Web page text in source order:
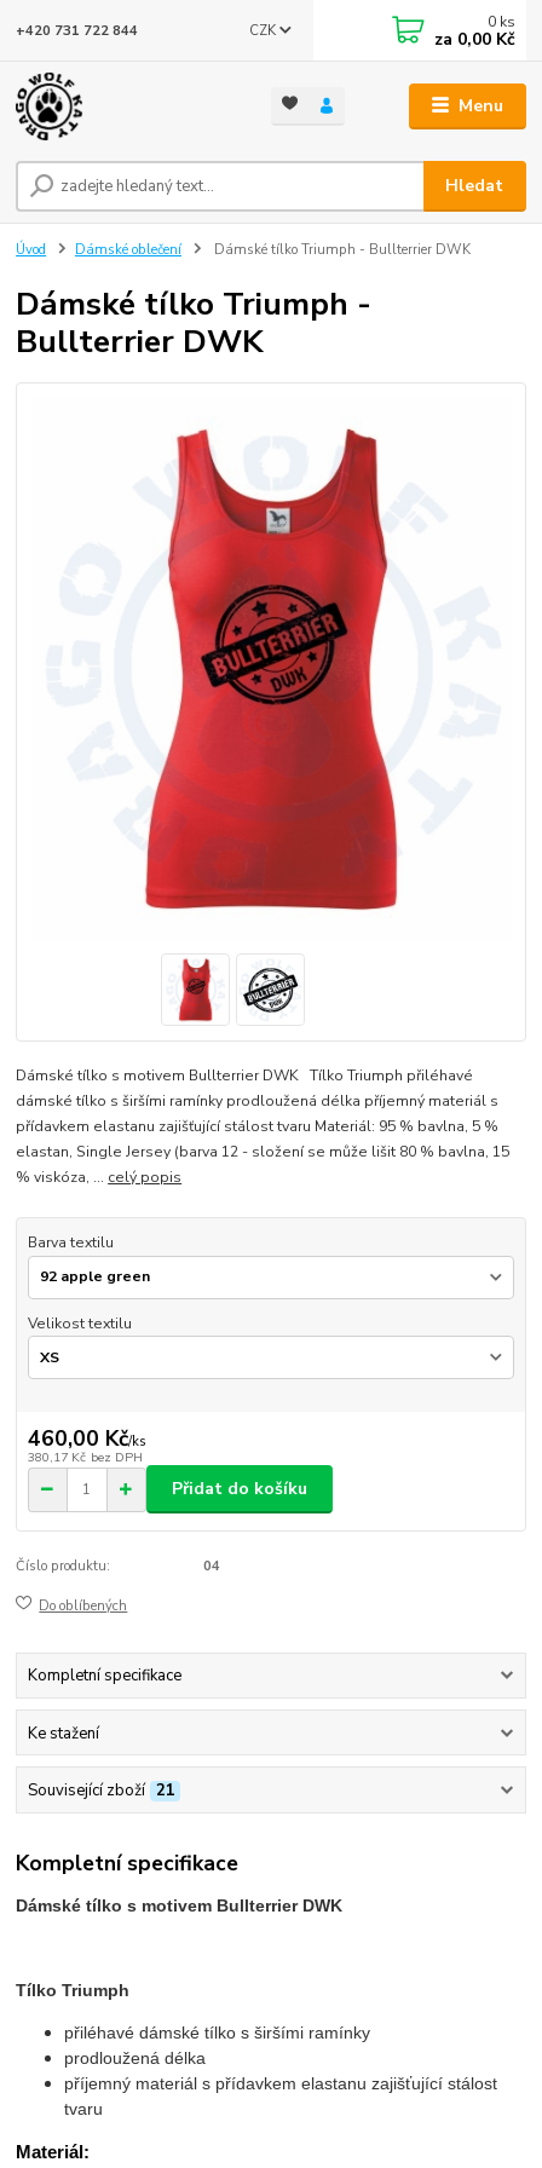
Menu
CZK
Hledat
+420 731 722 844 0 ks
za 0,00 Kč
Úvod Dámské oblečení Dámské tílko Triumph - Bullterrier DWK
Dámské tílko Triumph -
Bullterrier DWK
Dámské tílko s motivem Bullterrier DWK Tílko Triumph přiléhavé
dámské tílko s širšími ramínky prodloužená délka příjemný materiál s
přídavkem elastanu zajišťující stálost tvaru Materiál: 95 % bavlna, 5 %
elastan, Single Jersey (barva 12 - složení se může lišit 80 % bavlna, 15
% viskóza, ... celý popis
Barva textilu
Velikost textilu
460,00 Kč/ks
380,17 Kč bez DPH
Přidat do košíku
Číslo produktu: 04
Do oblíbených
Kompletní specifikace
Ke stažení
Související zboží 21
Kompletní specifikace
Dámské tílko s motivem Bullterrier DWK
Tílko Triumph
přiléhavé dámské tílko s širšími ramínky
prodloužená délka
příjemný materiál s přídavkem elastanu zajišťující stálost
tvaru
Materiál: